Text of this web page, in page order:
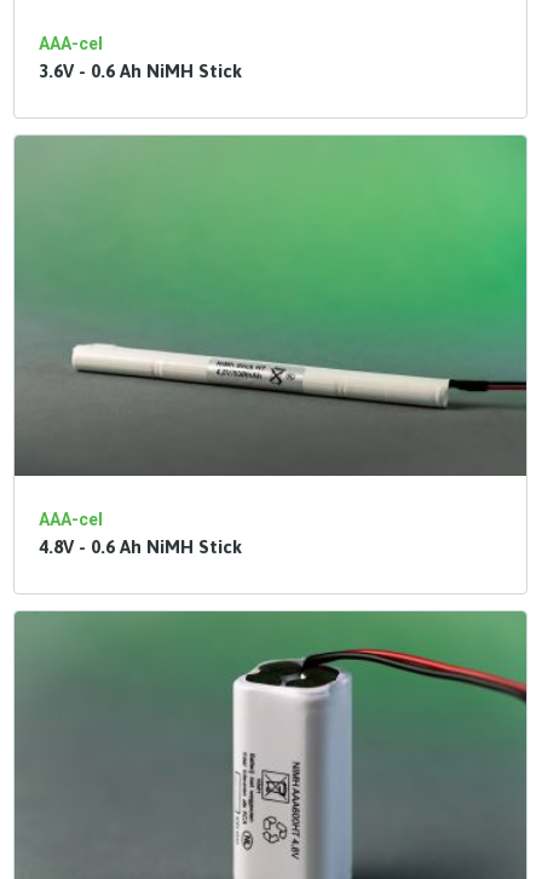
AAA-cel
3.6V - 0.6 Ah NiMH Stick
AAA-cel
4.8V - 0.6 Ah NiMH Stick